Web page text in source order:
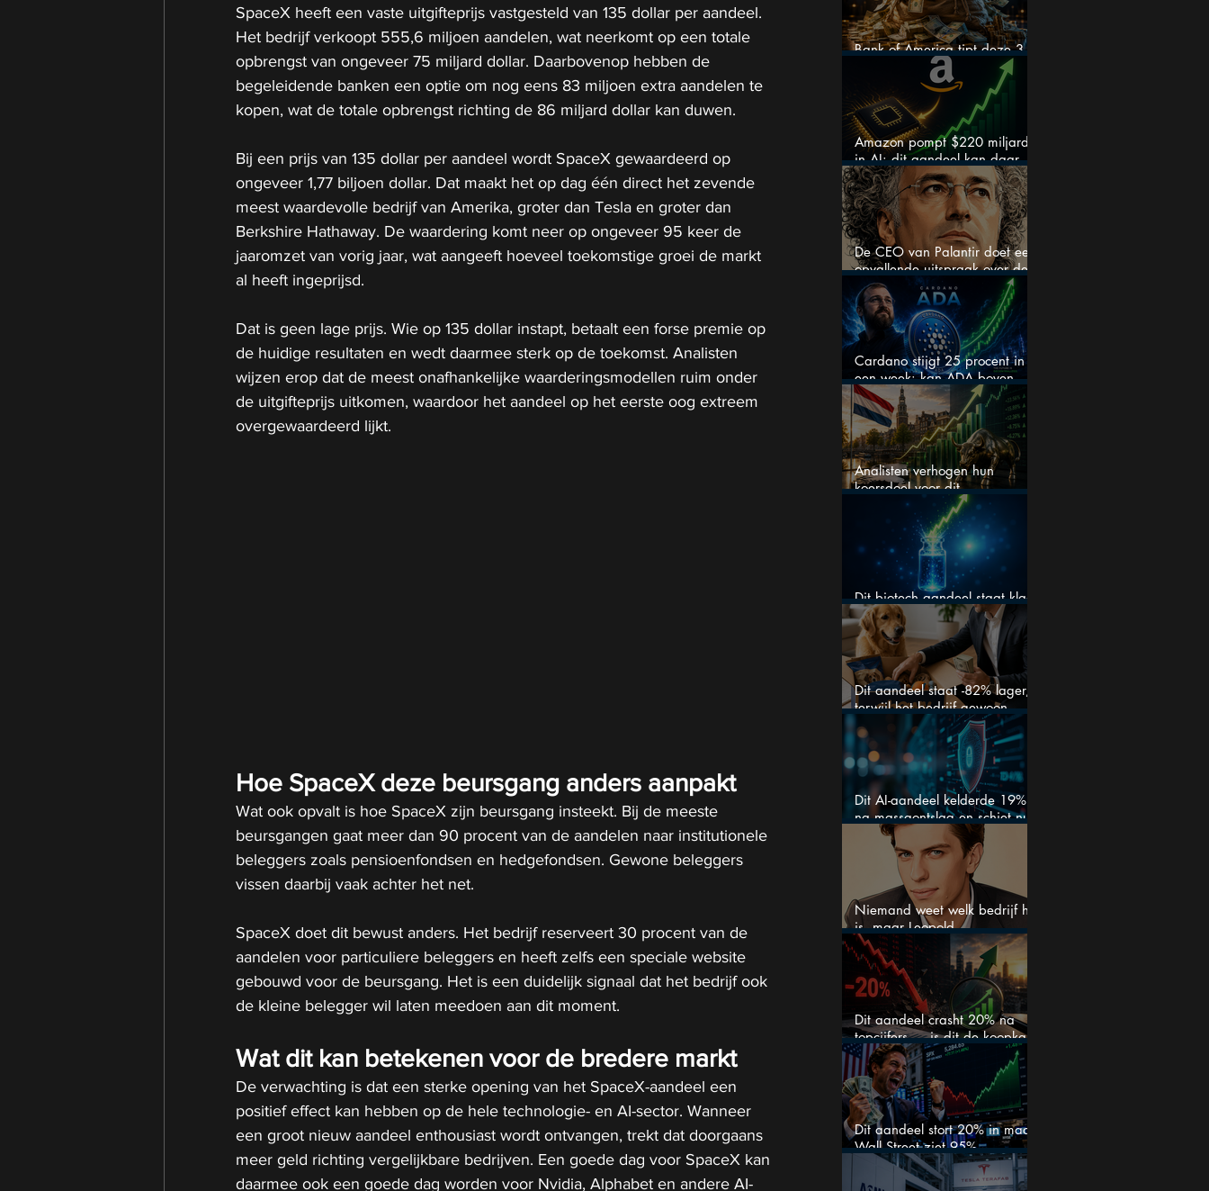
SpaceX heeft een vaste uitgifteprijs vastgesteld van 135 dollar per aandeel.
Het bedrijf verkoopt 555,6 miljoen aandelen, wat neerkomt op een totale
opbrengst van ongeveer 75 miljard dollar. Daarbovenop hebben de
begeleidende banken een optie om nog eens 83 miljoen extra aandelen te
kopen, wat de totale opbrengst richting de 86 miljard dollar kan duwen.
Bij een prijs van 135 dollar per aandeel wordt SpaceX gewaardeerd op
ongeveer 1,77 biljoen dollar. Dat maakt het op dag één direct het zevende
meest waardevolle bedrijf van Amerika, groter dan Tesla en groter dan
Berkshire Hathaway. De waardering komt neer op ongeveer 95 keer de
jaaromzet van vorig jaar, wat aangeeft hoeveel toekomstige groei de markt
al heeft ingeprijsd.
Dat is geen lage prijs. Wie op 135 dollar instapt, betaalt een forse premie op
de huidige resultaten en wedt daarmee sterk op de toekomst. Analisten
wijzen erop dat de meest onafhankelijke waarderingsmodellen ruim onder
de uitgifteprijs uitkomen, waardoor het aandeel op het eerste oog extreem
overgewaardeerd lijkt.
Hoe SpaceX deze beursgang anders aanpakt
Wat ook opvalt is hoe SpaceX zijn beursgang insteekt. Bij de meeste
beursgangen gaat meer dan 90 procent van de aandelen naar institutionele
beleggers zoals pensioenfondsen en hedgefondsen. Gewone beleggers
vissen daarbij vaak achter het net.
SpaceX doet dit bewust anders. Het bedrijf reserveert 30 procent van de
aandelen voor particuliere beleggers en heeft zelfs een speciale website
gebouwd voor de beursgang. Het is een duidelijk signaal dat het bedrijf ook
de kleine belegger wil laten meedoen aan dit moment.
Wat dit kan betekenen voor de bredere markt
De verwachting is dat een sterke opening van het SpaceX-aandeel een
positief effect kan hebben op de hele technologie- en AI-sector. Wanneer
een groot nieuw aandeel enthousiast wordt ontvangen, trekt dat doorgaans
meer geld richting vergelijkbare bedrijven. Een goede dag voor SpaceX kan
daarmee ook een goede dag worden voor Nvidia, Alphabet en andere AI-
Bank of America tipt deze 3
chipaandelen
Amazon pompt $220 miljard
in AI: dit aandeel kan daar
explosief van profiteren
De CEO van Palantir doet een
opvallende uitspraak over de
beurs
Cardano stijgt 25 procent in
een week: kan ADA boven
$0,20 blijven?
Analisten verhogen hun
koersdoel voor dit
Nederlandse aandeel — maar
is het al te laat om in te
stappen?
Dit biotech aandeel staat klaar
voor een flinke rally
Dit aandeel staat -82% lager,
terwijl het bedrijf gewoon
groeit
Dit AI-aandeel kelderde 19%
na massaontslag en schiet nu
15% omhoog
Niemand weet welk bedrijf het
is, maar Leopold
Aschenbrenner zet er nu $500
miljoen op
Dit aandeel crasht 20% na
topcijfers — is dit de koopkans
waar beleggers op wachtten?
Dit aandeel stort 20% in maar
Wall Street ziet 95%
koerspotentieel